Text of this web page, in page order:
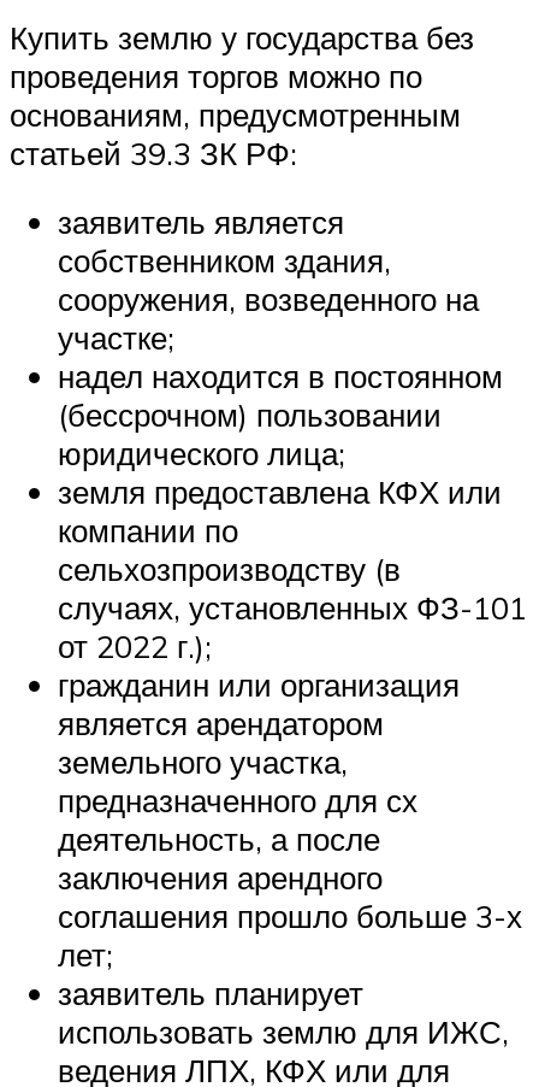
Купить землю у государства без
проведения торгов можно по
основаниям, предусмотренным
статьей 39.3 ЗК РФ:
заявитель является
собственником здания,
сооружения, возведенного на
участке;
надел находится в постоянном
(бессрочном) пользовании
юридического лица;
земля предоставлена КФХ или
компании по
сельхозпроизводству (в
случаях, установленных ФЗ-101
от 2022 г.);
гражданин или организация
является арендатором
земельного участка,
предназначенного для сх
деятельность, а после
заключения арендного
соглашения прошло больше 3-х
лет;
заявитель планирует
использовать землю для ИЖС,
ведения ЛПХ, КФХ или для